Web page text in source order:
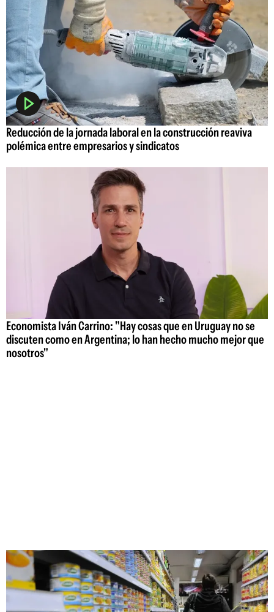
Reducción de la jornada laboral en la construcción reaviva
polémica entre empresarios y sindicatos
Economista Iván Carrino: "Hay cosas que en Uruguay no se
discuten como en Argentina; lo han hecho mucho mejor que
nosotros"